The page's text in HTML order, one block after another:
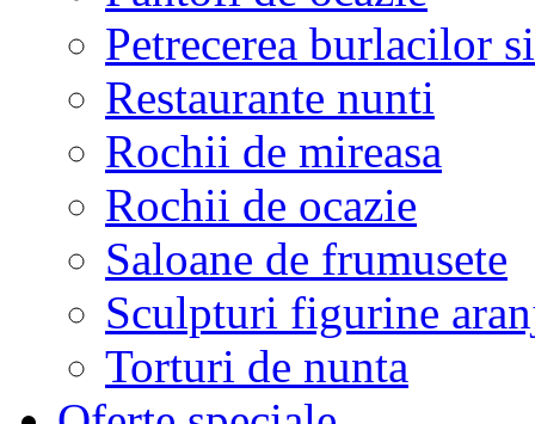
Petrecerea burlacilor
Restaurante nunti
Rochii de mireasa
Rochii de ocazie
Saloane de frumusete
Sculpturi figurine
Torturi de nunta